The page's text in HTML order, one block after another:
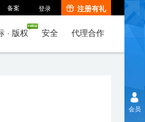
备案 登录 注册有礼
· 版权 安全 代理合作
会员